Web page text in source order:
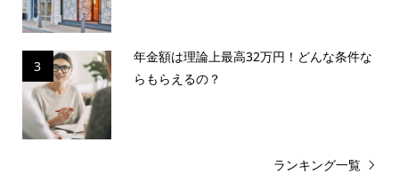
3
年金額は理論上最高32万円！どんな条件な
らもらえるの？
ランキング一覧